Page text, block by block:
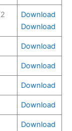
Download
Download
Download
Download
Download
Download
Download